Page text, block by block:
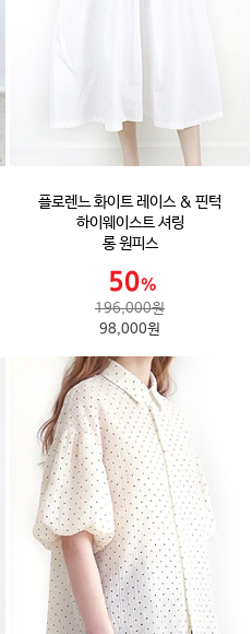
플로렌느 화이트 레이스 & 핀턱
하이웨이스트 셔링
롱 원피스
196,000원
98,000원